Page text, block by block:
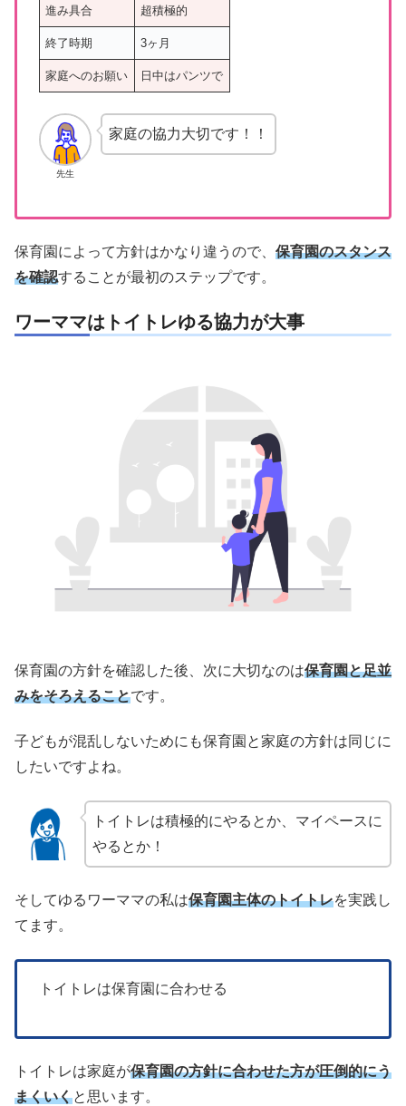
進み具合 超積極的
終了時期 3ヶ月
家庭へのお願い 日中はパンツで
先生
家庭の協力大切です！！
保育園によって方針はかなり違うので、 保育園のスタンス
を確認することが最初のステップです。
ワーママはトイトレゆる協力が大事
保育園の方針を確認した後、次に大切なのは保育園と足並
みをそろえることです。
子どもが混乱しないためにも保育園と家庭の方針は同じに
したいですよね。
トイトレは積極的にやるとか、マイペースに
やるとか！
そしてゆるワーママの私は保育園主体のトイトレを実践し
てます。
トイトレは保育園に合わせる
トイトレは家庭が保育園の方針に合わせた方が圧倒的にう
まくいくと思います。